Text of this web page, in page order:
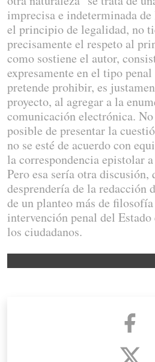
imprecisa e indeterminada
el principio de legalidad, no
precisamente el respeto al
como sostiene el autor,
expresamente en el tipo
pretende prohibir, es
proyecto, al agregar a la
comunicación electrónica.
posible de presentar la
no se esté de acuerdo con
la correspondencia epistolar
Pero esa sería otra discusión,
desprendería de la redacción
de un planteo más de
intervención penal del Estado
los ciudadanos.